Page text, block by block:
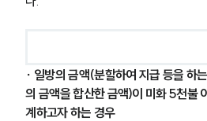
∙ 일방의 금액(분할하여 지급 등을 하
의 금액을 합산한 금액)이 미화 5천불
계하고자 하는 경우